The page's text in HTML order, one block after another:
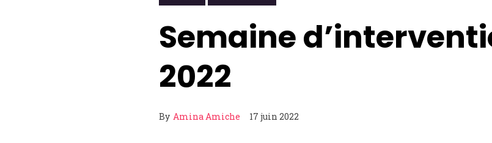
Semaine
2022
By Amina Amiche 17 juin 2022